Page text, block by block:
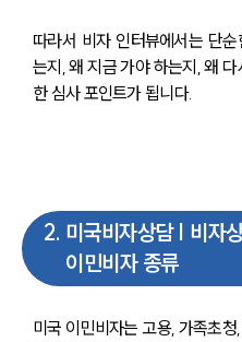
따라서 비자 인터뷰에서는 단
는지, 왜 지금 가야 하는지, 왜
한 심사 포인트가 됩니다.
2. 미국비자상담 | 비자
이민비자 종류
미국 이민비자는 고용, 가족초